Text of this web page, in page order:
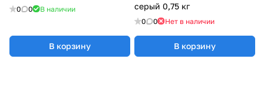
0 0 В наличии
В корзину
серый 0,75 кг
0 0 Нет в наличии
В корзину